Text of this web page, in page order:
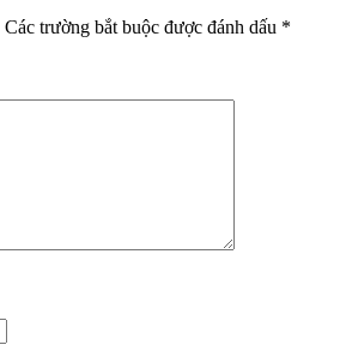
Các trường bắt buộc được đánh dấu *